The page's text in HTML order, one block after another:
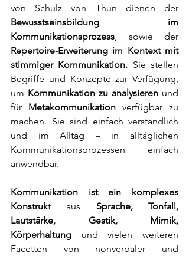
Bewusstseinsbildung im
Kommunikationsprozess
Repertoire-Erweiterung im Kontext mit
stimmiger Kommunikation. Sie stellen
Begriffe und Konzepte zur Verfügung,
um Kommunikation zu analysieren und
für Metakommunikation verfügbar zu
machen. Sie sind einfach verständlich
und im Alltag – in alltäglichen
Kommunikationsprozessen einfach
anwendbar.
Kommunikation ist ein komplexes
Konstrukt aus Sprache, Tonfall,
Lautstärke, Gestik, Mimik,
Körperhaltung und vielen weiteren
Facetten von nonverbaler und